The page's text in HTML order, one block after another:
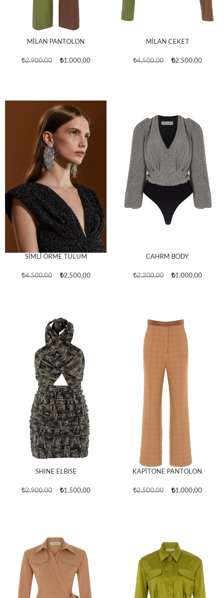
MİLAN PANTOLON
2.900,00 1.000,00
MİLAN CEKET
4.500,00 2.500,00
SİMLİ ÖRME TULUM
4.500,00 2.500,00
CAHRM BODY
2.200,00 1.000,00
SHINE ELBiSE
2.900,00 1.500,00
KAPİTONE PANTOLON
2.500,00 1.000,00